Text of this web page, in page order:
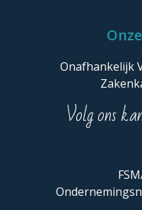
Onafhankelijk
Volg ons